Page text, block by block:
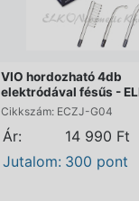
VIO hordozható 4db
elektródával fésűs -
Cikkszám: ECZJ-G04
Ár:
14 990 Ft
Jutalom: 300 pont